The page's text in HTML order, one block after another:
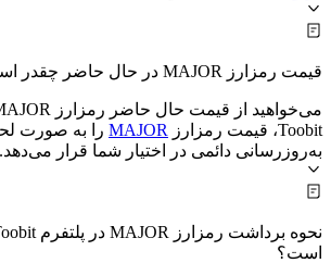
قیمت رمزارز MAJOR در حال حاضر چقدر است؟
Toobit، قیمت رمزارز
MAJOR را به صورت
به‌روزرسانی دائمی در اختیار شما قرار می‌دهد.
است؟